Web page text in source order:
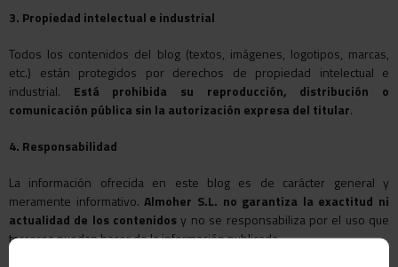
3. Propiedad intelectual e industrial
Todos los contenidos del blog (textos, imágenes, logotipos, marcas,
etc.) están protegidos por derechos de propiedad intelectual e
industrial. Está prohibida su reproducción, distribución o
comunicación pública sin la autorización expresa del titular.
4. Responsabilidad
La información ofrecida en este blog es de carácter general y
meramente informativo.Almoher S.L. no garantiza la exactitud ni
actualidad de los contenidosy no se responsabiliza por el uso que
terceros puedan hacer de la información publicada.